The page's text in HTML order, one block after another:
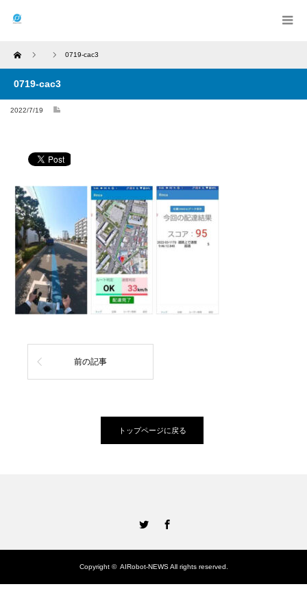
Home 0719-cac3
0719-cac3
2022/7/19
前の記事
トップページに戻る
Copyright © AIRobot-NEWSAll rights reserved.